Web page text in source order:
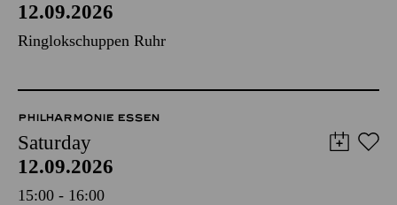
12.09.2026
Ringlokschuppen Ruhr
PHILHARMONIE ESSEN
Saturday
12.09.2026
15:00 - 16:00